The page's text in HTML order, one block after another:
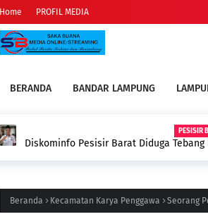
Home PROFIL MEDIA
BERANDA BANDAR LAMPUNG
PESISIR
Diskominfo Pesisir Barat Diduga
Beranda Kecamatan Karya Penggawa Seorang